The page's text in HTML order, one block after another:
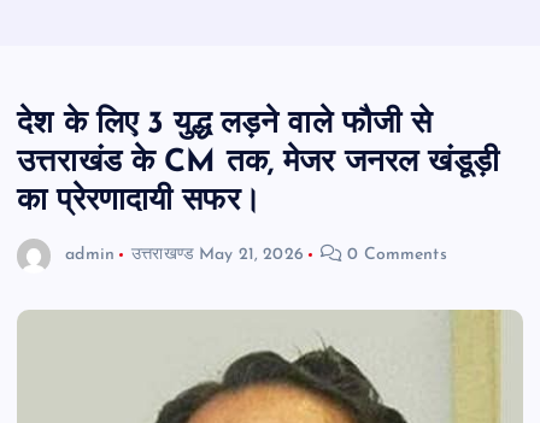
देश के लिए 3 युद्ध लड़ने वाले फौजी से
उत्तराखंड के CM तक, मेजर जनरल खंडूड़ी
का प्रेरणादायी सफर।
admin उत्तराखण्ड May 21, 2026 0 Comments